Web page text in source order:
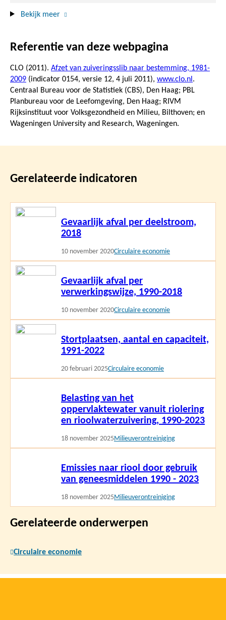
Bekijk meer
Referentie van deze webpagina
CLO (2011). Afzet van zuiveringsslib naar bestemming, 1981-
2009 (indicator 0154, versie 12, 4 juli 2011), www.clo.nl .
Centraal Bureau voor de Statistiek (CBS), Den Haag; PBL
Planbureau voor de Leefomgeving, Den Haag; RIVM
Rijksinstituut voor Volksgezondheid en Milieu, Bilthoven; en
Wageningen University and Research, Wageningen.
Gerelateerde indicatoren
Gevaarlijk afval per deelstroom,
2018
10 november 2020Circulaire economie
Lees
Gevaarlijk afval per
verwerkingswijze, 1990-2018
10 november 2020Circulaire economie
Lees
Stortplaatsen, aantal en capaciteit,
1991-2022
20 februari 2025Circulaire economie
Lees
Belasting van het
oppervlaktewater vanuit riolering
en rioolwaterzuivering, 1990-2023
18 november 2025Milieuverontreiniging
Emissies naar riool door gebruik
van geneesmiddelen 1990 - 2023
18 november 2025Milieuverontreiniging
Gerelateerde onderwerpen
Circulaire economie